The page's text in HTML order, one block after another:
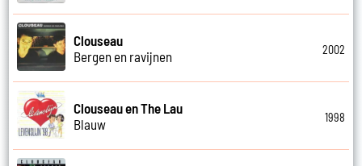
Clouseau
Bergen en ravijnen
2002
Clouseau en The Lau
Blauw
1998